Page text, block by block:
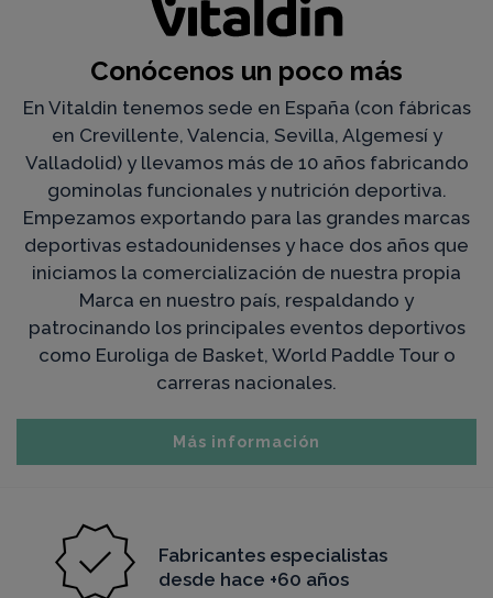
Conócenos un poco más
En Vitaldin tenemos sede en España (con fábricas
en Crevillente, Valencia, Sevilla, Algemesí y
Valladolid) y llevamos más de 10 años fabricando
gominolas funcionales y nutrición deportiva.
Empezamos exportando para las grandes marcas
deportivas estadounidenses y hace dos años que
iniciamos la comercialización de nuestra propia
Marca en nuestro país, respaldando y
patrocinando los principales eventos deportivos
como Euroliga de Basket, World Paddle Tour o
carreras nacionales.
Más información
Fabricantes especialistas
desde hace +60 años